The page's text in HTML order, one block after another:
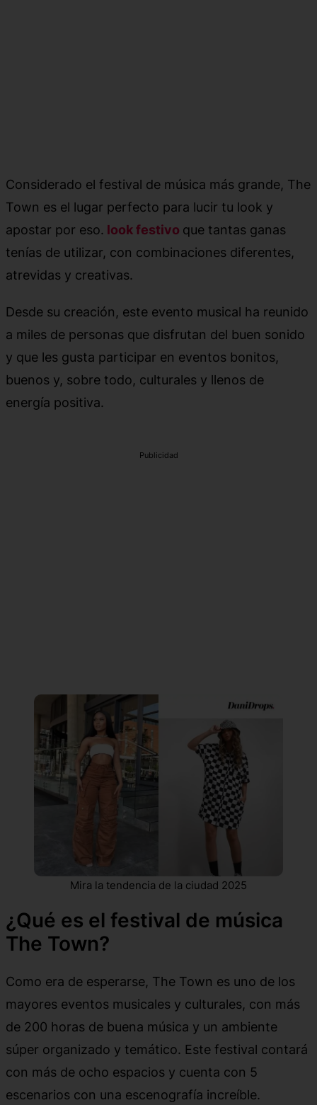
Considerado el festival de música más grande, The
Town es el lugar perfecto para lucir tu look y
apostar por eso. look festivo que tantas ganas
tenías de utilizar, con combinaciones diferentes,
atrevidas y creativas.
Desde su creación, este evento musical ha reunido
a miles de personas que disfrutan del buen sonido
y que les gusta participar en eventos bonitos,
buenos y, sobre todo, culturales y llenos de
energía positiva.
Publicidad
Mira la tendencia de la ciudad 2025
¿Qué es el festival de música
The Town?
Como era de esperarse, The Town es uno de los
mayores eventos musicales y culturales, con más
de 200 horas de buena música y un ambiente
súper organizado y temático. Este festival contará
con más de ocho espacios y cuenta con 5
escenarios con una escenografía increíble.